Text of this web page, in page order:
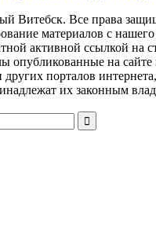
Витебск. Все права
материалов с нашего
активной ссылкой на
опубликованные на
порталов
их законным